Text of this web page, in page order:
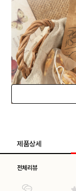
제품상세
전체리뷰